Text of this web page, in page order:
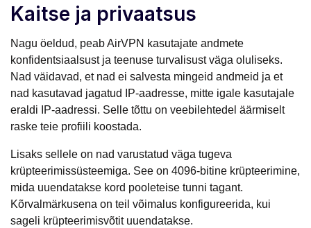
Kaitse ja privaatsus
Nagu öeldud, peab AirVPN kasutajate andmete
konfidentsiaalsust ja teenuse turvalisust väga oluliseks.
Nad väidavad, et nad ei salvesta mingeid andmeid ja et
nad kasutavad jagatud IP-aadresse, mitte igale kasutajale
eraldi IP-aadressi. Selle tõttu on veebilehtedel äärmiselt
raske teie profiili koostada.
Lisaks sellele on nad varustatud väga tugeva
krüpteerimissüsteemiga. See on 4096-bitine krüpteerimine,
mida uuendatakse kord pooleteise tunni tagant.
Kõrvalmärkusena on teil võimalus konfigureerida, kui
sageli krüpteerimisvõtit uuendatakse.